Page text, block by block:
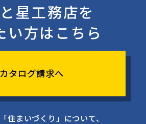
星工務店を
い方はこちら
カタログ請求へ
住まいづくり」について、